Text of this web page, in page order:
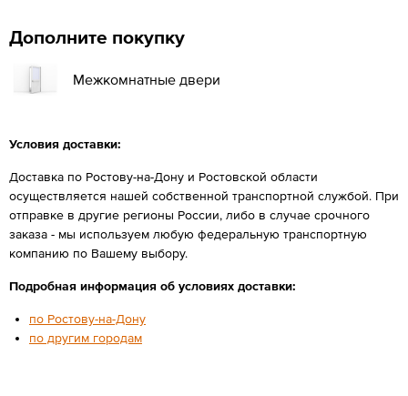
Дополните покупку
Межкомнатные двери
Условия доставки:
Доставка по Ростову-на-Дону и Ростовской области
осуществляется нашей собственной транспортной службой. При
отправке в другие регионы России, либо в случае срочного
заказа - мы используем любую федеральную транспортную
компанию по Вашему выбору.
Подробная информация об условиях доставки:
по Ростову-на-Дону
по другим городам